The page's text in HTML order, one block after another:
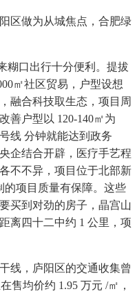
做为从城焦点，合肥绿
口出行十分便利。提拔
㎡社区贸易，户型设想
融合科技取生态，项目周
善户型以 120-140㎡为
线 分钟就能达到政务
企结合开辟，医疗手艺程
不不异，项目位于北部新
的项目质量有保障。这些
买到对劲的房子，晶宫山
离四十二中约 1 公里，项
，庐阳区的交通收集曾
售均价约 1.95 万元 /㎡，